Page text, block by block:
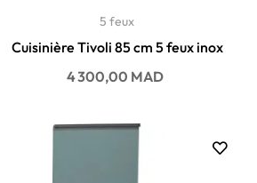
5 feux
Cuisinière Tivoli 85 cm 5 feux inox
Prix
4 300,00 MAD